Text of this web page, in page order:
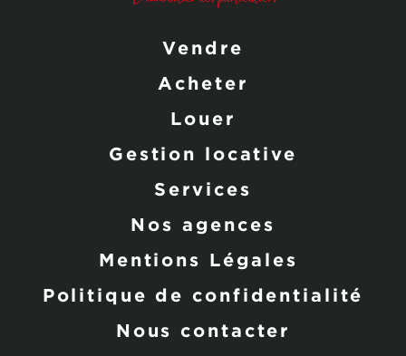
Vendre
Acheter
Louer
Gestion locative
Services
Nos agences
Mentions Légales
Politique de confidentialité
Nous contacter